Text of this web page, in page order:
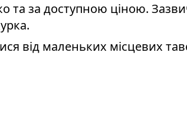
та за доступною ціною.
від маленьких місцевих